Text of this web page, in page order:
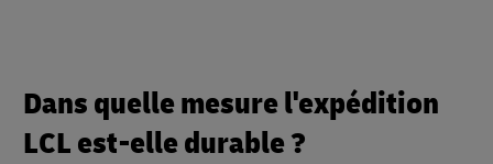
Dans quelle mesure l'expédition
LCL est-elle durable ?